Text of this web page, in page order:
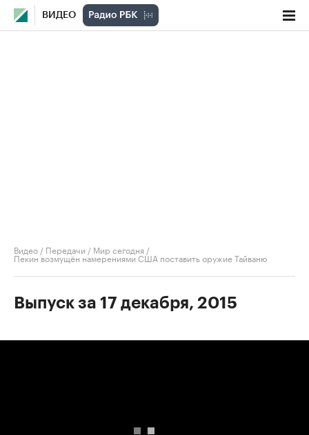
ВИДЕО
Видео / Передачи / Мир сегодня /
Пекин возмущён намерениями США поставить оружие Тайваню
Выпуск за 17 декабря, 2015